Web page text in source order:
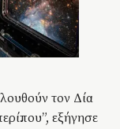
τον Δία
εξήγησε